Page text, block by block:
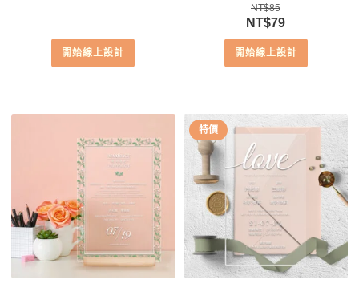
開始線上設計
NT$85
原
始
價
NT$79目
前
價
開始線上設計
特價